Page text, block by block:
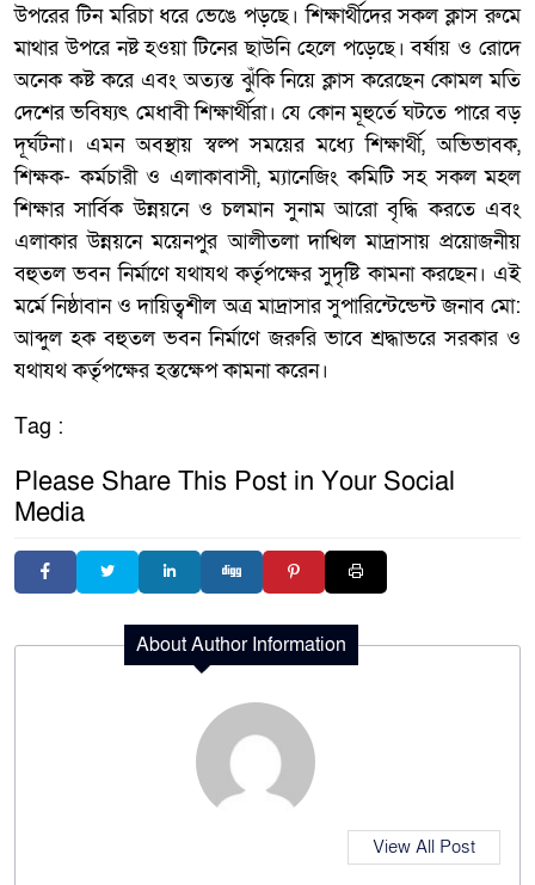
উপরের টিন মরিচা ধরে ভেঙে পড়ছে। শিক্ষার্থীদের সকল ক্লাস রুমে
মাথার উপরে নষ্ট হওয়া টিনের ছাউনি হেলে পড়েছে। বর্ষায় ও রোদে
অনেক কষ্ট করে এবং অত্যন্ত ঝুঁকি নিয়ে ক্লাস করেছেন কোমল মতি
দেশের ভবিষ্যৎ মেধাবী শিক্ষার্থীরা। যে কোন মূহুর্তে ঘটতে পারে বড়
দূর্ঘটনা। এমন অবস্থায় স্বল্প সময়ের মধ্যে শিক্ষার্থী, অভিভাবক,
শিক্ষক- কর্মচারী ও এলাকাবাসী, ম্যানেজিং কমিটি সহ সকল মহল
শিক্ষার সার্বিক উন্নয়নে ও চলমান সুনাম আরো বৃদ্ধি করতে এবং
এলাকার উন্নয়নে ময়েনপুর আলীতলা দাখিল মাদ্রাসায় প্রয়োজনীয়
বহুতল ভবন নির্মাণে যথাযথ কর্তৃপক্ষের সুদৃষ্টি কামনা করছেন। এই
মর্মে নিষ্ঠাবান ও দায়িত্বশীল অত্র মাদ্রাসার সুপারিন্টেন্ডেন্ট জনাব মো:
আব্দুল হক বহুতল ভবন নির্মাণে জরুরি ভাবে শ্রদ্ধাভরে সরকার ও
যথাযথ কর্তৃপক্ষের হস্তক্ষেপ কামনা করেন।
Tag :
Please Share This Post in Your Social
Media
About Author Information
View All Post